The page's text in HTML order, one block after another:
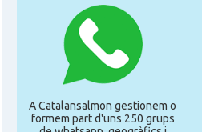
A Catalansalmon gestionem o
formem part d'uns 250 grups